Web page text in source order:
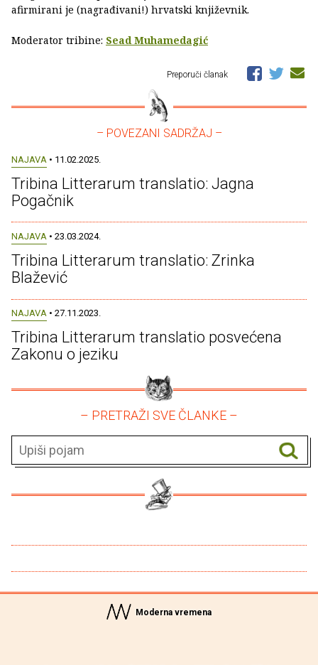
afirmirani je (nagrađivani!) hrvatski književnik.
Moderator tribine: Sead Muhamedagić
Preporuči članak
– POVEZANI SADRŽAJ –
NAJAVA • 11.02.2025.
Tribina Litterarum translatio: Jagna
Pogačnik
NAJAVA • 23.03.2024.
Tribina Litterarum translatio: Zrinka
Blažević
NAJAVA • 27.11.2023.
Tribina Litterarum translatio posvećena
Zakonu o jeziku
– PRETRAŽI SVE ČLANKE –
Moderna vremena